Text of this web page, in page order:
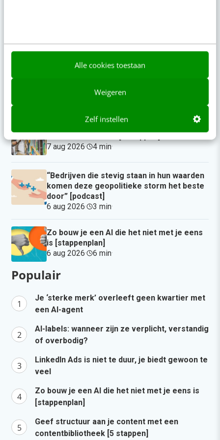
Alle cookies toestaan
Weigeren
Zelf instellen
gisteren· 3 min·
5 min·
7 aug 2026· 4 min·
“Bedrijven die stevig staan in hun waarden
komen deze geopolitieke storm het beste
door” [podcast]
6 aug 2026· 3 min·
Zo bouw je een AI die het niet met je eens
is [stappenplan]
6 aug 2026· 6 min·
Populair
Je ‘sterke merk’ overleeft geen kwartier met
een AI-agent
AI-labels: wanneer zijn ze verplicht, verstandig
of overbodig?
LinkedIn Ads is niet te duur, je biedt gewoon te
veel
Zo bouw je een AI die het niet met je eens is
[stappenplan]
Geef structuur aan je content met een
contentbibliotheek [5 stappen]